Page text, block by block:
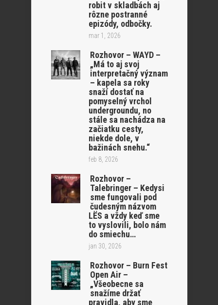
robit v skladbách aj
rôzne postranné
epizódy, odbočky.
mar 1, 2026
Rozhovor – WAYD –
„Má to aj svoj
interpretačný význam
– kapela sa roky
snaží dostať na
pomyselný vrchol
undergroundu, no
stále sa nachádza na
začiatku cesty,
niekde dole, v
bažinách snehu.“
feb 8, 2026
Rozhovor –
Talebringer – Kedysi
sme fungovali pod
čudesným názvom
LËS a vždy keď sme
to vyslovili, bolo nám
do smiechu…
jan 30, 2026
Rozhovor – Burn Fest
Open Air –
„Všeobecne sa
snažíme držať
pravidla, aby sme